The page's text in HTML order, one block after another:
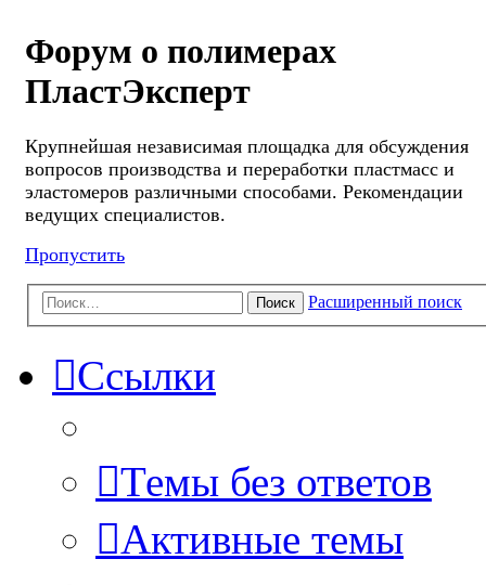
Форум о полимерах
ПластЭксперт
Крупнейшая независимая площадка для обсуждения
вопросов производства и переработки пластмасс и
эластомеров различными способами. Рекомендации
ведущих специалистов.
Пропустить
Поиск Расширенный поиск
Ссылки
Темы без ответов
Активные темы